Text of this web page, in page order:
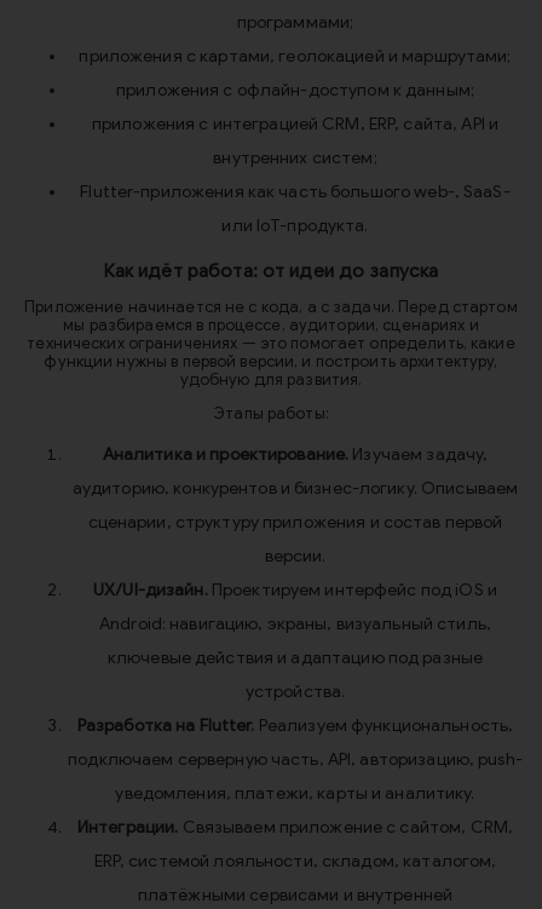
программами;
приложения с картами, геолокацией и маршрутами;
приложения с офлайн-доступом к данным;
приложения с интеграцией CRM, ERP, сайта, API и
внутренних систем;
Flutter-приложения как часть большого web-, SaaS-
или IoT-продукта.
Как идёт работа: от идеи до запуска
Приложение начинается не с кода, а с задачи. Перед стартом
мы разбираемся в процессе, аудитории, сценариях и
технических ограничениях — это помогает определить, какие
функции нужны в первой версии, и построить архитектуру,
удобную для развития.
Этапы работы:
Аналитика и проектирование. Изучаем задачу,
аудиторию, конкурентов и бизнес-логику. Описываем
сценарии, структуру приложения и состав первой
версии.
UX/UI-дизайн. Проектируем интерфейс под iOS и
Android: навигацию, экраны, визуальный стиль,
ключевые действия и адаптацию под разные
устройства.
Разработка на Flutter. Реализуем функциональность,
подключаем серверную часть, API, авторизацию, push-
уведомления, платежи, карты и аналитику.
Интеграции. Связываем приложение с сайтом, CRM,
ERP, системой лояльности, складом, каталогом,
платёжными сервисами и внутренней